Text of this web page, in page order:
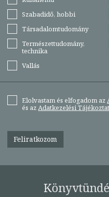
Szabadidő, hobbi
Társadalomtudomány
Természettudomány,
technika
Vallás
Elolvastam és elfogadom az
és az Adatkezelési
Feliratkozom